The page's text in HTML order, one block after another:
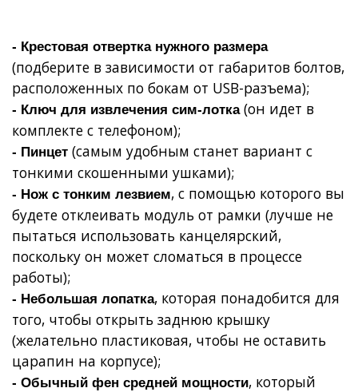
- Крестовая отвертка нужного размера
(подберите в зависимости от габаритов болтов,
расположенных по бокам от USB-разъема);
- Ключ для извлечения сим-лотка(он идет в
комплекте с телефоном);
- Пинцет (самым удобным станет вариант с
тонкими скошенными ушками);
- Нож с тонким лезвием, с помощью которого вы
будете отклеивать модуль от рамки (лучше не
пытаться использовать канцелярский,
поскольку он может сломаться в процессе
работы);
- Небольшая лопатка, которая понадобится для
того, чтобы открыть заднюю крышку
(желательно пластиковая, чтобы не оставить
царапин на корпусе);
- Обычный фен средней мощности, который